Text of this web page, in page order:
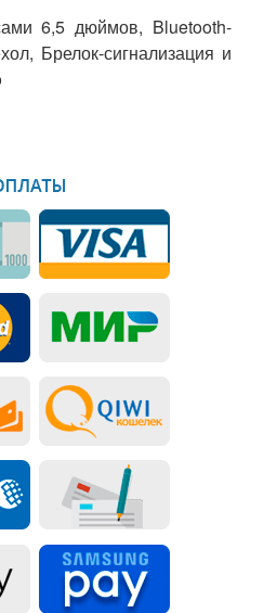
6,5 дюймов, Bluetooth-
Брелок-сигнализация и